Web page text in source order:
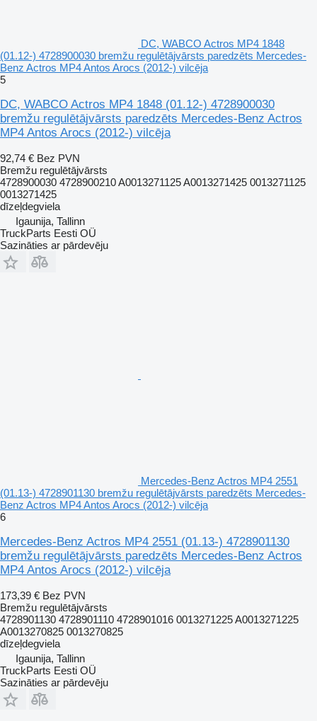
DC, WABCO Actros MP4 1848
(01.12-) 4728900030 bremžu regulētājvārsts paredzēts Mercedes-
Benz Actros MP4 Antos Arocs (2012-) vilcēja
5
DC, WABCO Actros MP4 1848 (01.12-) 4728900030
bremžu regulētājvārsts paredzēts Mercedes-Benz Actros
MP4 Antos Arocs (2012-) vilcēja
92,74 € Bez PVN
Bremžu regulētājvārsts
4728900030 4728900210 A0013271125 A0013271425 0013271125
0013271425
dīzeļdegviela
Igaunija, Tallinn
TruckParts Eesti OÜ
Sazināties ar pārdevēju
Mercedes-Benz Actros MP4 2551
(01.13-) 4728901130 bremžu regulētājvārsts paredzēts Mercedes-
Benz Actros MP4 Antos Arocs (2012-) vilcēja
6
Mercedes-Benz Actros MP4 2551 (01.13-) 4728901130
bremžu regulētājvārsts paredzēts Mercedes-Benz Actros
MP4 Antos Arocs (2012-) vilcēja
173,39 € Bez PVN
Bremžu regulētājvārsts
4728901130 4728901110 4728901016 0013271225 A0013271225
A0013270825 0013270825
dīzeļdegviela
Igaunija, Tallinn
TruckParts Eesti OÜ
Sazināties ar pārdevēju